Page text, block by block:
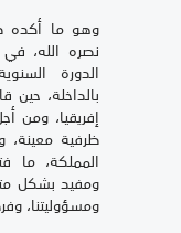
وهو ما أكده
نصره الله،
الدورة
بالداخلة،
إفريقيا، ومن
ظرفية معينة،
المملكة، ما
ومفيد بشكل
ومسؤوليتنا،